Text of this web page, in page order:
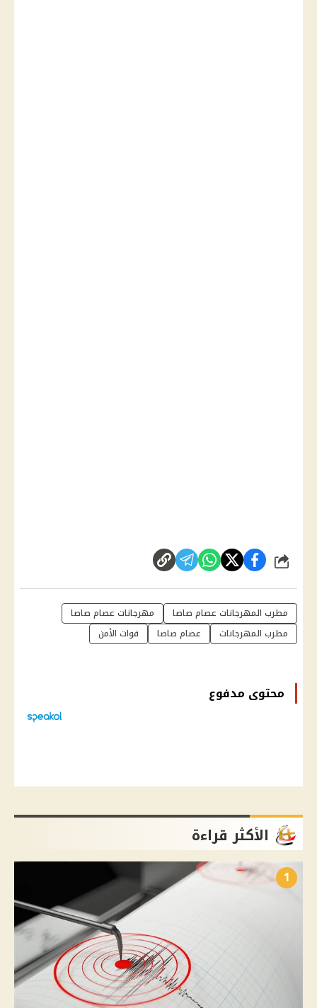
شارك
مطرب المهرجانات عصام صاصا
مهرجانات عصام صاصا
مطرب المهرجانات
عصام صاصا قوات الأمن
محتوى مدفوع
الأكثر قراءة
1